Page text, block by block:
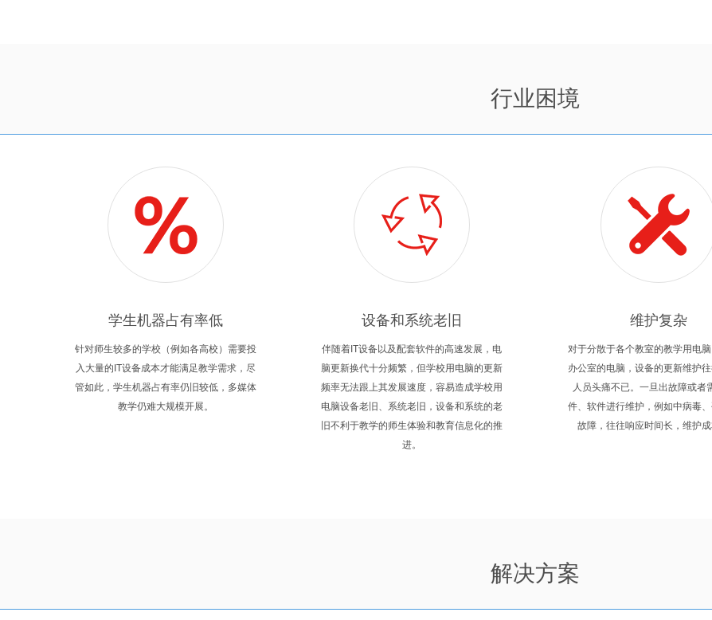
行业困境
学生机器占有率低
针对师生较多的学校（例如各高校）需要投
入大量的IT设备成本才能满足教学需求，尽
管如此，学生机器占有率仍旧较低，多媒体
教学仍难大规模开展。
设备和系统老旧
伴随着IT设备以及配套软件的高速发展，电
脑更新换代十分频繁，但学校用电脑的更新
频率无法跟上其发展速度，容易造成学校用
电脑设备老旧、系统老旧，设备和系统的老
旧不利于教学的师生体验和教育信息化的推
进。
维护复杂
对于分散于各个教室的教学用电
办公室的电脑，设备的更新维护
人员头痛不已。一旦出故障或者
件、软件进行维护，例如中病毒
故障，往往响应时间长，维护成
解决方案